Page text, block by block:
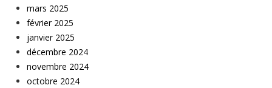
mars 2025
février 2025
janvier 2025
décembre 2024
novembre 2024
octobre 2024